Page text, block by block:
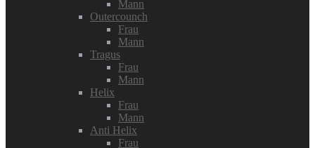
Mann
Outercounch
Frau
Mann
Tragus
Frau
Mann
Helix
Frau
Mann
Anti Helix
Frau